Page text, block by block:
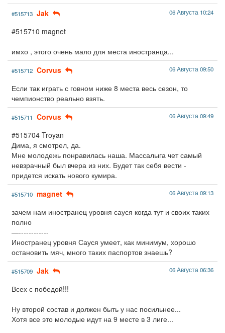
#515713 Jak 06 Августа 10:24
#515710 magnet
имхо , этого очень мало для места иностранца...
#515712 Corvus 06 Августа 09:50
Если так играть с говном ниже 8 места весь сезон, то
чемпионство реально взять.
#515711 Corvus 06 Августа 09:49
#515704 Troyan
Дима, я смотрел, да.
Мне молодежь понравилась наша. Массалыга чет самый
невзрачный был вчера из них. Будет так себя вести -
придется искать нового кумира.
#515710 magnet 06 Августа 09:13
зачем нам иностранец уровня сауся когда тут и своих таких
полно
—------------
Иностранец уровня Сауся умеет, как минимум, хорошо
остановить мяч, много таких паспортов знаешь?
#515709 Jak 06 Августа 06:36
Всех с победой!!!
Ну второй состав и должен быть у нас посильнее...
Хотя все это молодые идут на 9 месте в 3 лиге...